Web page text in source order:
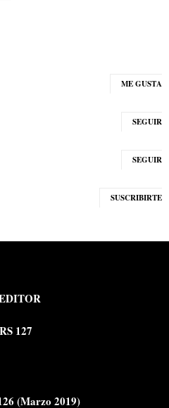
ME GUSTA
SEGUIR
SEGUIR
SUSCRIBIRTE
127
(Marzo 2019)